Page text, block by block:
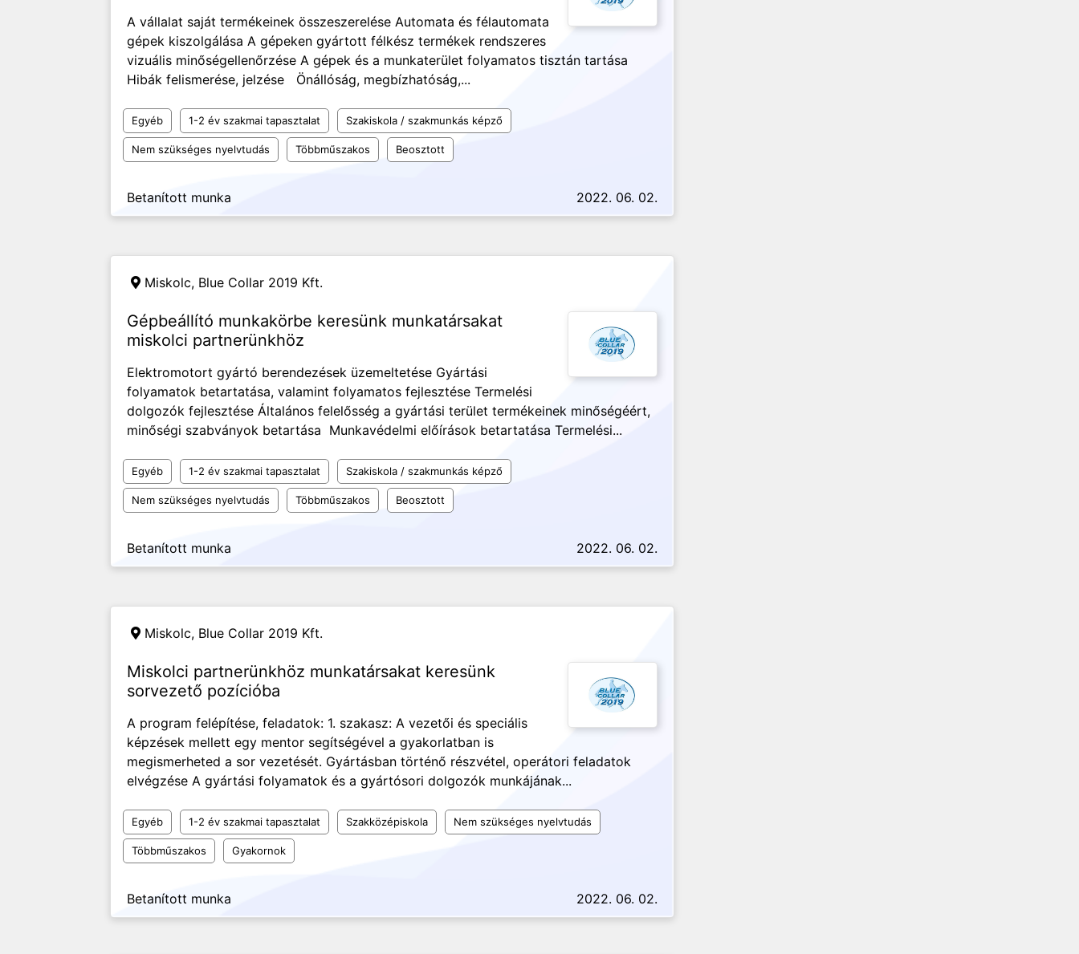
A vállalat saját termékeinek összeszerelése Automata és félautomata
gépek kiszolgálása A gépeken gyártott félkész termékek rendszeres
vizuális minőségellenőrzése A gépek és a munkaterület folyamatos tisztán tartása
Hibák felismerése, jelzése Önállóság, megbízhatóság,...
Egyéb 1-2 év szakmai tapasztalat Szakiskola / szakmunkás képző
Nem szükséges nyelvtudás Többműszakos Beosztott
Betanított munka 2022. 06. 02.
Miskolc, Blue Collar 2019 Kft.
Gépbeállító munkakörbe keresünk munkatársakat
miskolci partnerünkhöz
Elektromotort gyártó berendezések üzemeltetése Gyártási
folyamatok betartatása, valamint folyamatos fejlesztése Termelési
dolgozók fejlesztése Általános felelősség a gyártási terület termékeinek minőségéért,
minőségi szabványok betartása Munkavédelmi előírások betartatása Termelési...
Egyéb 1-2 év szakmai tapasztalat Szakiskola / szakmunkás képző
Nem szükséges nyelvtudás Többműszakos Beosztott
Betanított munka 2022. 06. 02.
Miskolc, Blue Collar 2019 Kft.
Miskolci partnerünkhöz munkatársakat keresünk
sorvezető pozícióba
A program felépítése, feladatok: 1. szakasz: A vezetői és speciális
képzések mellett egy mentor segítségével a gyakorlatban is
megismerheted a sor vezetését. Gyártásban történő részvétel, operátori feladatok
elvégzése A gyártási folyamatok és a gyártósori dolgozók munkájának...
Egyéb 1-2 év szakmai tapasztalat Szakközépiskola Nem szükséges nyelvtudás
Többműszakos Gyakornok
Betanított munka 2022. 06. 02.